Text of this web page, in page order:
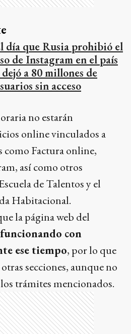
día que Rusia prohibió el
de Instagram en el país
a 80 millones de
sin acceso
no estarán
online vinculados a
Factura online,
así como otros
de Talentos y el
Habitacional.
la página web del
con
ese tiempo, por lo que
secciones, aunque no
trámites mencionados.